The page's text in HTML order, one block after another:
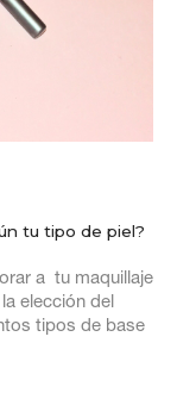
tu tipo de piel?
a tu maquillaje
elección del
tipos de base